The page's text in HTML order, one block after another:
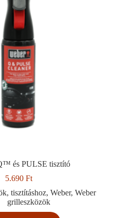
és PULSE tisztító
5.690 Ft
,tisztításhoz,Weber,Weber
grilleszközök